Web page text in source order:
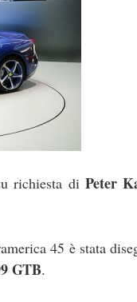
richiesta di Peter
45 è stata
GTB.